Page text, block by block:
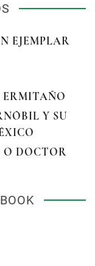
EJEMPLAR
Y SU
O DOCTOR